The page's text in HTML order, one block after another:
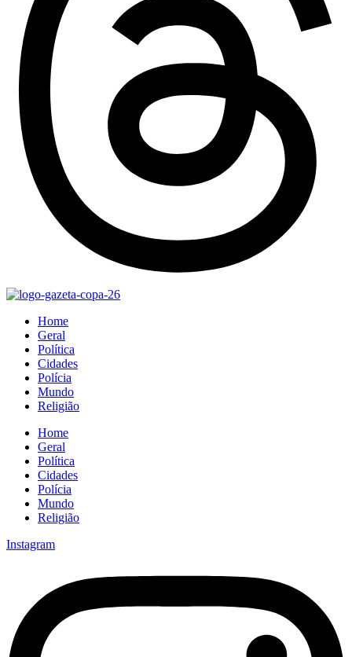
Home
Geral
Política
Cidades
Polícia
Mundo
Religião
Home
Geral
Política
Cidades
Polícia
Mundo
Religião
Instagram